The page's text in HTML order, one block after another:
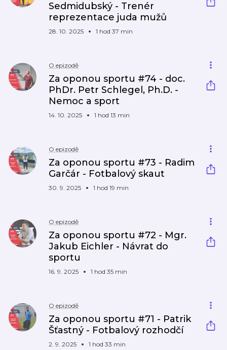
Sedmidubský - Trenér
reprezentace juda mužů
28. 10. 2025 1 hod 37 min
O epizodě
Za oponou sportu #74 - doc.
PhDr. Petr Schlegel, Ph.D. -
Nemoc a sport
14. 10. 2025 1 hod 13 min
O epizodě
Za oponou sportu #73 - Radim
Garčár - Fotbalový skaut
30. 9. 2025 1 hod 19 min
O epizodě
Za oponou sportu #72 - Mgr.
Jakub Eichler - Návrat do
sportu
16. 9. 2025 1 hod 35 min
O epizodě
Za oponou sportu #71 - Patrik
Šťastný - Fotbalový rozhodčí
2. 9. 2025 1 hod 33 min